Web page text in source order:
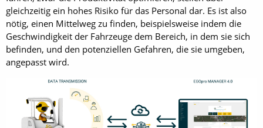
gleichzeitig ein hohes Risiko für das Personal dar. Es ist also
nötig, einen Mittelweg zu finden, beispielsweise indem die
Geschwindigkeit der Fahrzeuge dem Bereich, in dem sie sich
befinden, und den potenziellen Gefahren, die sie umgeben,
angepasst wird.